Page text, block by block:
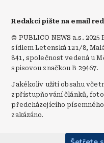
Redakci pište na email
© PUBLICO NEWS a.s.
sídlem Letenská 121/8,
841, společnost vedená u
spisovou značkou B 29467.
Jakékoliv užití obsahu
zpřístupňování článků,
předcházejícího písemného
zakázáno.